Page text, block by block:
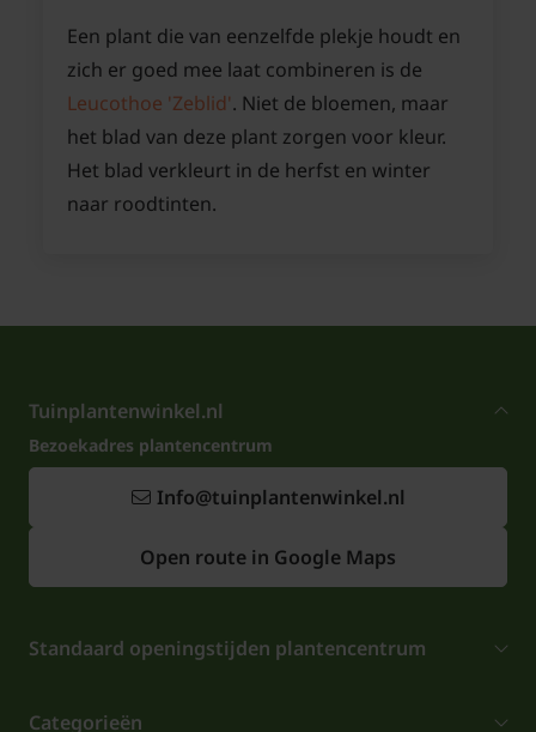
Een plant die van eenzelfde plekje houdt en
zich er goed mee laat combineren is de
Leucothoe 'Zeblid'. Niet de bloemen, maar
het blad van deze plant zorgen voor kleur.
Het blad verkleurt in de herfst en winter
naar roodtinten.
Tuinplantenwinkel.nl
Bezoekadres plantencentrum
Info@tuinplantenwinkel.nl
Open route in Google Maps
Standaard openingstijden plantencentrum
Categorieën